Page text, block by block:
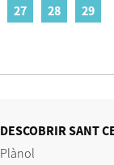
27 28
29
DESCOBRIR SANT
Plànol